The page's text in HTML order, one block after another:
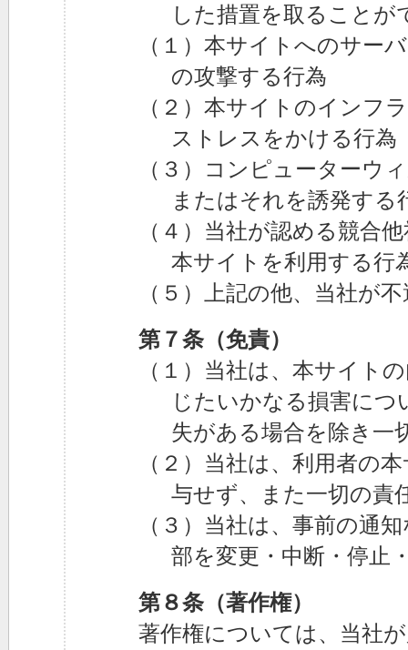
した措置を取ることが
（１）本サイトへのサー
の攻撃する行為
（２）本サイトのインフ
ストレスをかける行為
（３）コンピューターウ
またはそれを誘発する
（４）当社が認める競合
本サイトを利用する行
（５）上記の他、当社が
第７条（免責）
（１）当社は、本サイト
じたいかなる損害につ
失がある場合を除き一
（２）当社は、利用者の
与せず、また一切の責
（３）当社は、事前の通
部を変更・中断・停止
第８条（著作権）
著作権については、当社